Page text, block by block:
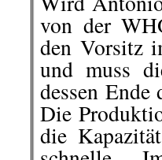
von der
den Vorsitz
und muss
dessen
Die
die